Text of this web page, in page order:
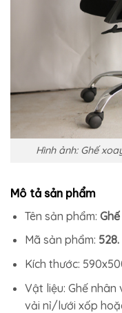
Hình ảnh: Ghế
Mô tả sản phẩm
Tên sản phẩm:
Mã sản phẩm: 528.
Kích thước:
Vật liệu: Ghế
vải nỉ/lưới xốp